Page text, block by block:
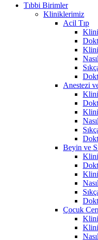
Tıbbi Birimler
Kliniklerimiz
Acil Tıp
Anestezi
Beyin ve
Çocuk